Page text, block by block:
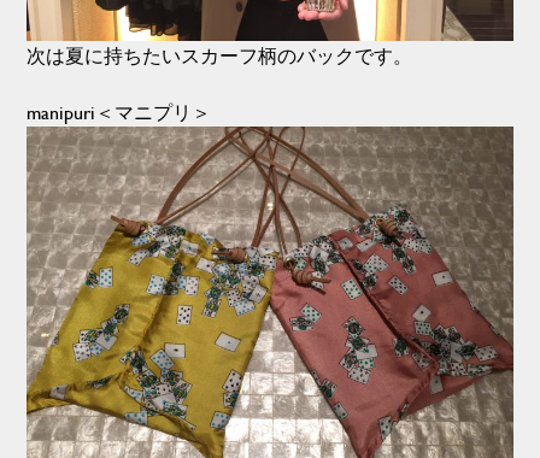
次は夏に持ちたいスカーフ柄のバックです。
manipuri＜マニプリ＞